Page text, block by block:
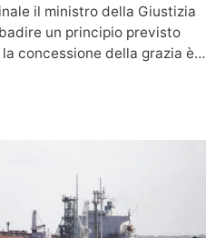
il ministro della Giustizia
un principio previsto
concessione della grazia è…